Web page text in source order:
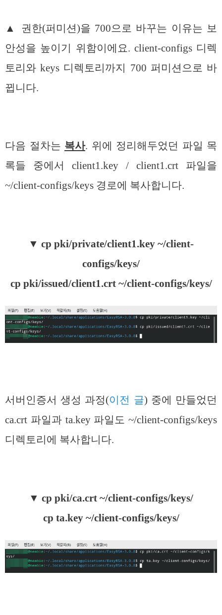
▲ 권한(퍼미션)을 700으로 바꾸는 이유는 보
안성을 높이기 위함이에요. client-configs 디렉
토리와 keys 디렉토리까지 700 퍼미션으로 바
뀝니다.
다음 절차는 복사. 위에 정리해두었던 파일 목
록들 중에서 client1.key / client1.crt 파일을
~/client-configs/keys 경로에 복사합니다.
▼ cp pki/private/client1.key ~/client-
configs/keys/
cp pki/issued/client1.crt ~/client-configs/keys/
서버인증서 생성 과정(이전 글) 중에 만들었던
ca.crt 파일과 ta.key 파일도 ~/client-configs/keys
디렉토리에 복사합니다.
▼ cp pki/ca.crt ~/client-configs/keys/
cp ta.key ~/client-configs/keys/